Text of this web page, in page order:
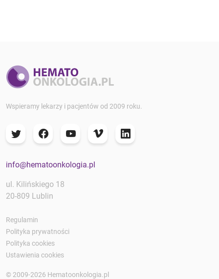
Wspieramy lekarzy i pacjentów od 2009 roku.
info@hematoonkologia.pl
ul. Kilińskiego 18
20-809 Lublin
Regulamin
Polityka prywatności
Polityka cookies
Ustawienia cookies
© 2009-2026 Hematoonkologia.pl